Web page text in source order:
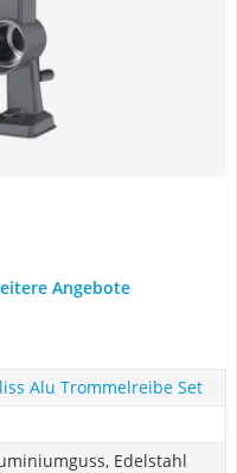
Angebote
Alu Trommelreibe Set
Edelstahl